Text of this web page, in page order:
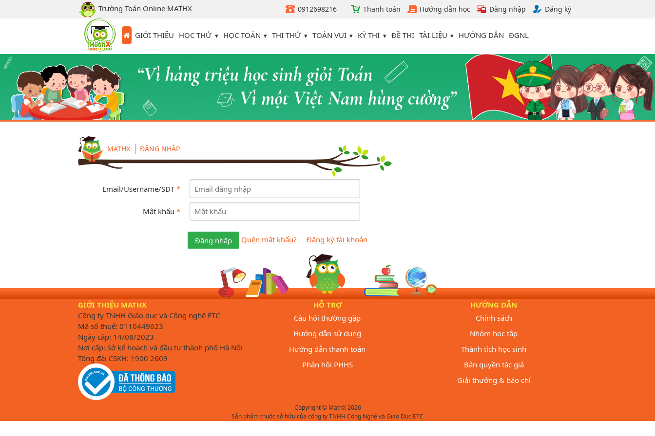
Trường Toán Online MATHX 0912698216 Thanh toán Hướng dẫn học Đăng nhập Đăng ký
GIỚI THIỆU HỌC THỬ HỌC TOÁN THI THỬ TOÁN VUI KỲ THI ĐỀ THI TÀI LIỆU HƯỚNG DẪN ĐGNL
MATHX ĐĂNG NHẬP
Email/Username/SĐT*
Mật khẩu *
Đăng nhập Quên mật khẩu? Đăng ký tài khoản
GIỚI THIỆU MATHX
Công ty TNHH Giáo dục và Công nghệ ETC
Mã số thuế: 0110449623
Ngày cấp: 14/08/2023
Nơi cấp: Sở kế hoạch và đầu tư thành phố Hà Nội
Tổng đài CSKH: 1900 2609
HỖ TRỢ
Câu hỏi thường gặp
Hướng dẫn sử dụng
Hướng dẫn thanh toán
Phản hồi PHHS
HƯỚNG DẪN
Chính sách
Nhóm học tập
Thành tích học sinh
Bản quyền tác giả
Giải thưởng & báo chí
Copyright © MathX 2026
Sản phẩm thuộc sở hữu của công ty TNHH Công Nghệ và Giáo Dục ETC